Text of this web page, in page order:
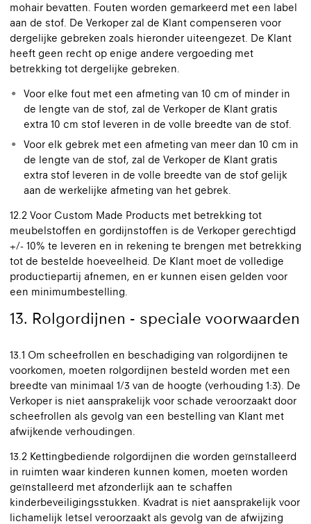
mohair bevatten. Fouten worden gemarkeerd met een label
aan de stof. De Verkoper zal de Klant compenseren voor
dergelijke gebreken zoals hieronder uiteengezet. De Klant
heeft geen recht op enige andere vergoeding met
betrekking tot dergelijke gebreken.
Voor elke fout met een afmeting van 10 cm of minder in
de lengte van de stof, zal de Verkoper de Klant gratis
extra 10 cm stof leveren in de volle breedte van de stof.
Voor elk gebrek met een afmeting van meer dan 10 cm in
de lengte van de stof, zal de Verkoper de Klant gratis
extra stof leveren in de volle breedte van de stof gelijk
aan de werkelijke afmeting van het gebrek.
12.2 Voor Custom Made Products met betrekking tot
meubelstoffen en gordijnstoffen is de Verkoper gerechtigd
+/- 10% te leveren en in rekening te brengen met betrekking
tot de bestelde hoeveelheid. De Klant moet de volledige
productiepartij afnemen, en er kunnen eisen gelden voor
een minimumbestelling.
13. Rolgordijnen - speciale voorwaarden
13.1 Om scheefrollen en beschadiging van rolgordijnen te
voorkomen, moeten rolgordijnen besteld worden met een
breedte van minimaal 1/3 van de hoogte (verhouding 1:3). De
Verkoper is niet aansprakelijk voor schade veroorzaakt door
scheefrollen als gevolg van een bestelling van Klant met
afwijkende verhoudingen.
13.2 Kettingbediende rolgordijnen die worden geïnstalleerd
in ruimten waar kinderen kunnen komen, moeten worden
geïnstalleerd met afzonderlijk aan te schaffen
kinderbeveiligingsstukken. Kvadrat is niet aansprakelijk voor
lichamelijk letsel veroorzaakt als gevolg van de afwijzing